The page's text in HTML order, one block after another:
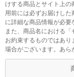
けする商品とサイト上
用前には必ずお届けし
に詳細な商品情報が必要
また、商品名における
お約束するものではあ
場合がございます。あら